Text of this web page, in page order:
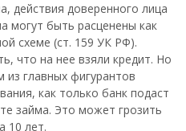
действия доверенного лица
могут быть расценены как
схеме (ст. 159 УК РФ).
что на нее взяли кредит. Но
из главных фигурантов
как только банк подаст
займа. Это может грозить
10 лет.